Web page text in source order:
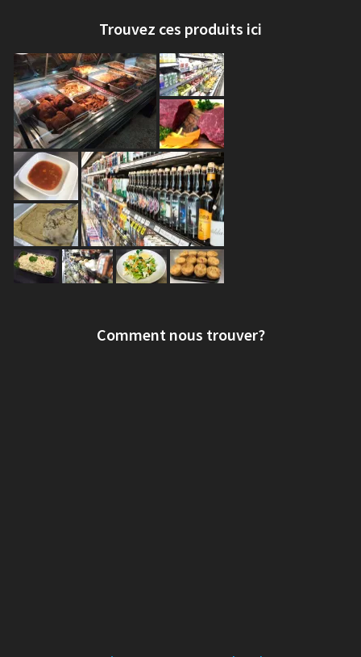
Trouvez ces produits ici
Comment nous trouver?